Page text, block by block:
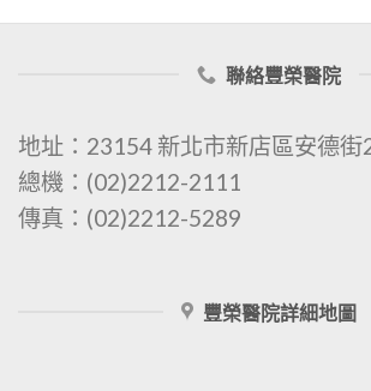
聯絡豐榮醫院
地址：23154 新北市新店區安德街
總機：(02)2212-2111
傳真：(02)2212-5289
豐榮醫院詳細地圖